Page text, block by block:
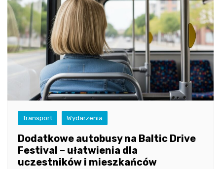
Transport Wydarzenia
Dodatkowe autobusy na Baltic Drive
Festival – ułatwienia dla
uczestników i mieszkańców